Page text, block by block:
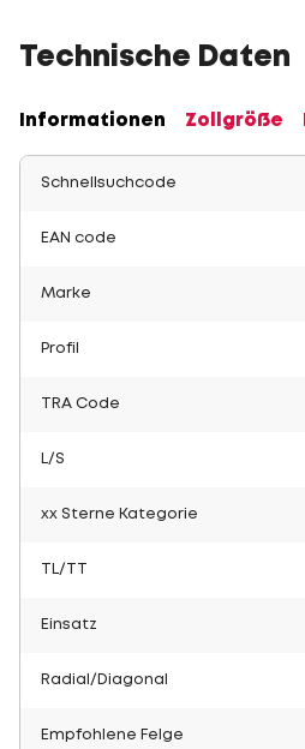
Technische Daten
Informationen Zollgröße
Schnellsuchcode
EAN code
Marke
Profil
TRA Code
L/S
xx Sterne Kategorie
TL/TT
Einsatz
Radial/Diagonal
Empfohlene Felge